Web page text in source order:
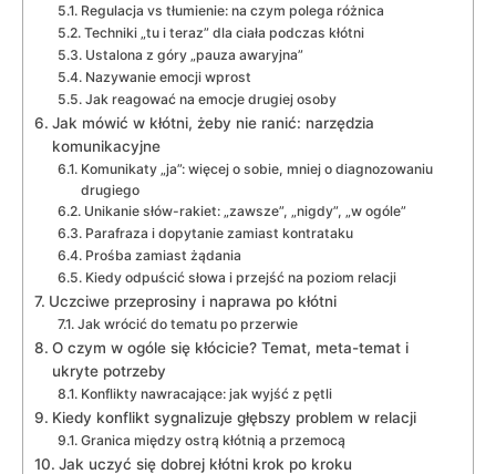
Regulacja vs tłumienie: na czym polega różnica
Techniki „tu i teraz” dla ciała podczas kłótni
Ustalona z góry „pauza awaryjna”
Nazywanie emocji wprost
Jak reagować na emocje drugiej osoby
Jak mówić w kłótni, żeby nie ranić: narzędzia
komunikacyjne
Komunikaty „ja”: więcej o sobie, mniej o diagnozowaniu
drugiego
Unikanie słów-rakiet: „zawsze”, „nigdy”, „w ogóle”
Parafraza i dopytanie zamiast kontrataku
Prośba zamiast żądania
Kiedy odpuścić słowa i przejść na poziom relacji
Uczciwe przeprosiny i naprawa po kłótni
Jak wrócić do tematu po przerwie
O czym w ogóle się kłócicie? Temat, meta-temat i
ukryte potrzeby
Konflikty nawracające: jak wyjść z pętli
Kiedy konflikt sygnalizuje głębszy problem w relacji
Granica między ostrą kłótnią a przemocą
Jak uczyć się dobrej kłótni krok po kroku